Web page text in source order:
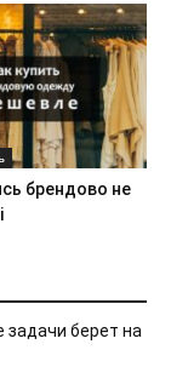
брендово не
задачи берет на